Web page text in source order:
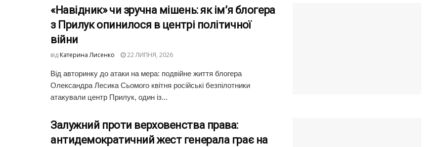
«Навідник» чи зручна мішень: як ім’я блогера
з Прилук опинилося в центрі політичної
війни
від Катерина Лисенко 22 ЛИПНЯ, 2026
Від авторинку до атаки на мера: подвійне життя блогера
Олександра Лесика Сьомого квітня російські безпілотники
атакували центр Прилук, один із...
Залужний проти верховенства права:
антидемократичний жест генерала грає на